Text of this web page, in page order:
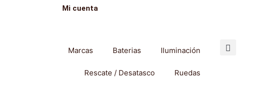
Mi cuenta
Marcas Baterias Iluminación
Rescate / Desatasco Ruedas